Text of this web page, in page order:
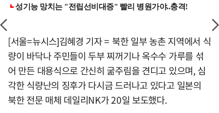
[서울=뉴시스]김혜경 기자 = 북한 일부 농촌 지역에서 식
량이 바닥나 주민들이 두부 찌꺼기나 옥수수 가루를 섞
어 만든 대용식으로 간신히 굶주림을 견디고 있으며, 심
각한 식량난의 징후가 다시금 드러나고 있다고 일본의
북한 전문 매체 데일리NK가 20일 보도했다.